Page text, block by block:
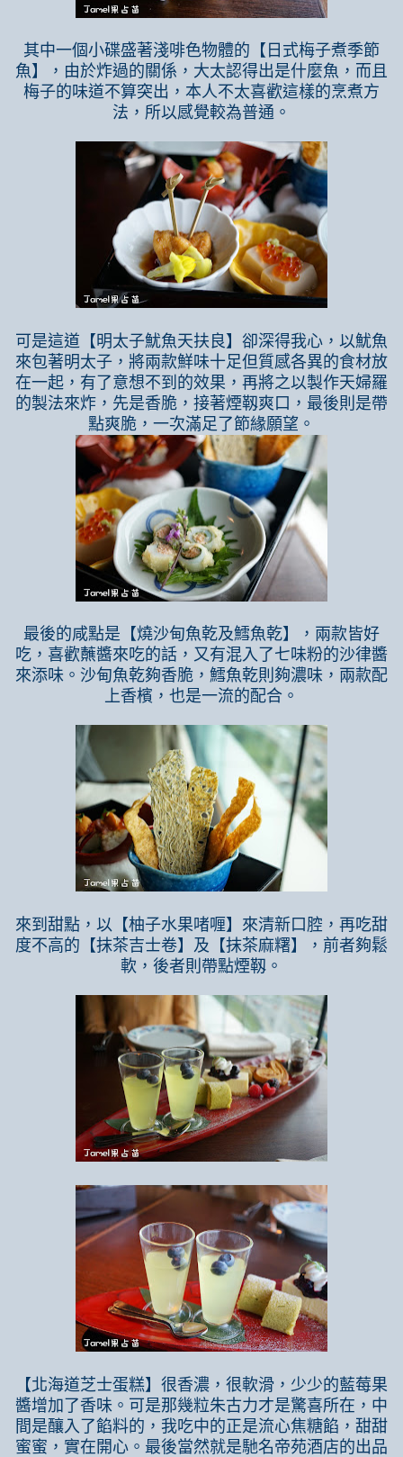
其中一個小碟盛著淺啡色物體的【日式梅子煮季節
魚】，由於炸過的關係，大太認得出是什麼魚，而且
梅子的味道不算突出，本人不太喜歡這樣的烹煮方
法，所以感覺較為普通。
可是這道【明太子魷魚天扶良】卻深得我心，以魷魚
來包著明太子，將兩款鮮味十足但質感各異的食材放
在一起，有了意想不到的效果，再將之以製作天婦羅
的製法來炸，先是香脆，接著煙靱爽口，最後則是帶
點爽脆，一次滿足了節緣願望。
最後的咸點是【燒沙甸魚乾及鱈魚乾】，兩款皆好
吃，喜歡蘸醬來吃的話，又有混入了七味粉的沙律醬
來添味。沙甸魚乾夠香脆，鱈魚乾則夠濃味，兩款配
上香檳，也是一流的配合。
來到甜點，以【柚子水果啫喱】來清新口腔，再吃甜
度不高的【抹茶吉士卷】及【抹茶麻糬】，前者夠鬆
軟，後者則帶點煙靱。
【北海道芝士蛋糕】很香濃，很軟滑，少少的藍莓果
醬增加了香味。可是那幾粒朱古力才是驚喜所在，中
間是釀入了餡料的，我吃中的正是流心焦糖餡，甜甜
蜜蜜，實在開心。最後當然就是馳名帝苑酒店的出品